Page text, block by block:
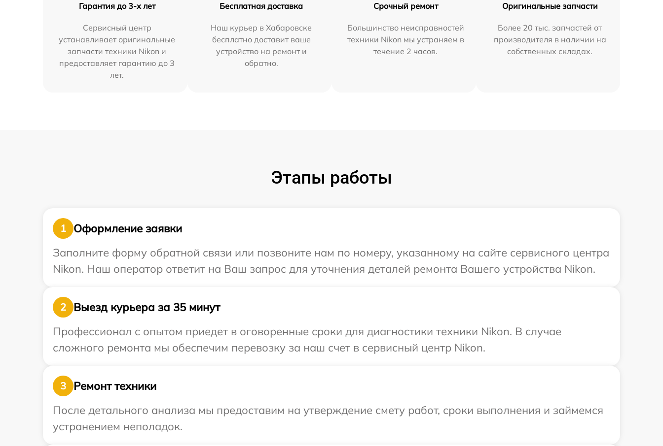
Гарантия до 3-х лет
Сервисный центр
устанавливает оригинальные
запчасти техники Nikon и
предоставляет гарантию до 3
лет.
Бесплатная доставка
Наш курьер в Хабаровске
бесплатно доставит ваше
устройство на ремонт и
обратно.
Срочный ремонт
Большинство неисправностей
техники Nikon мы устраняем в
течение 2 часов.
Оригинальные запчасти
Более 20 тыс. запчастей от
производителя в наличии на
собственных складах.
Этапы работы
1
Оформление заявки
Заполните форму обратной связи или позвоните нам по номеру, указанному на сайте сервисного центра
Nikon. Наш оператор ответит на Ваш запрос для уточнения деталей ремонта Вашего устройства Nikon.
2
Выезд курьера за 35 минут
Профессионал с опытом приедет в оговоренные сроки для диагностики техники Nikon. В случае
сложного ремонта мы обеспечим перевозку за наш счет в сервисный центр Nikon.
3
Ремонт техники
После детального анализа мы предоставим на утверждение смету работ, сроки выполнения и займемся
устранением неполадок.